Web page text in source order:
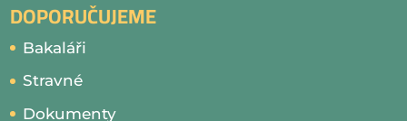
DOPORUČUJEME
Bakaláři
Stravné
Dokumenty